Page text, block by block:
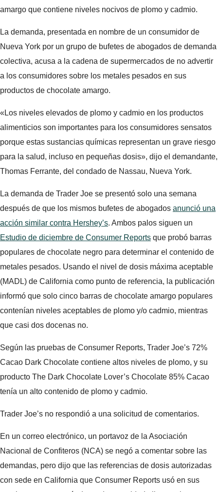
amargo que contiene niveles nocivos de plomo y cadmio.
La demanda, presentada en nombre de un consumidor de
Nueva York por un grupo de bufetes de abogados de demanda
colectiva, acusa a la cadena de supermercados de no advertir
a los consumidores sobre los metales pesados ​​en sus
productos de chocolate amargo.
«Los niveles elevados de plomo y cadmio en los productos
alimenticios son importantes para los consumidores sensatos
porque estas sustancias químicas representan un grave riesgo
para la salud, incluso en pequeñas dosis», dijo el demandante,
Thomas Ferrante, del condado de Nassau, Nueva York.
La demanda de Trader Joe se presentó solo una semana
después de que los mismos bufetes de abogados anunció una
acción similar contra Hershey’s. Ambos palos siguen un
Estudio de diciembre de Consumer Reports que probó barras
populares de chocolate negro para determinar el contenido de
metales pesados. Usando el nivel de dosis máxima aceptable
(MADL) de California como punto de referencia, la publicación
informó que solo cinco barras de chocolate amargo populares
contenían niveles aceptables de plomo y/o cadmio, mientras
que casi dos docenas no.
Según las pruebas de Consumer Reports, Trader Joe’s 72%
Cacao Dark Chocolate contiene altos niveles de plomo, y su
producto The Dark Chocolate Lover’s Chocolate 85% Cacao
tenía un alto contenido de plomo y cadmio.
Trader Joe’s no respondió a una solicitud de comentarios.
En un correo electrónico, un portavoz de la Asociación
Nacional de Confiteros (NCA) se negó a comentar sobre las
demandas, pero dijo que las referencias de dosis autorizadas
con sede en California que Consumer Reports usó en sus